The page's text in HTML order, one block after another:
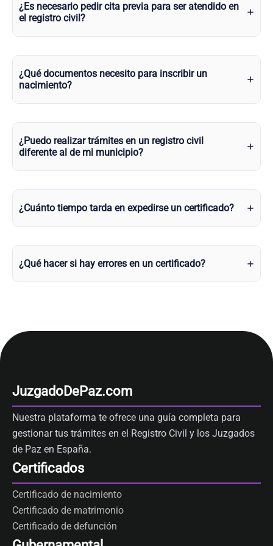
¿Es necesario pedir cita previa para ser atendido en
el registro civil?
¿Qué documentos necesito para inscribir un
nacimiento?
¿Puedo realizar trámites en un registro civil
diferente al de mi municipio?
¿Cuánto tiempo tarda en expedirse un certificado?
¿Qué hacer si hay errores en un certificado?
JuzgadoDePaz.com
Nuestra plataforma te ofrece una guía completa para
gestionar tus trámites en el Registro Civil y los Juzgados
de Paz en España.
Certificados
Certificado de nacimiento
Certificado de matrimonio
Certificado de defunción